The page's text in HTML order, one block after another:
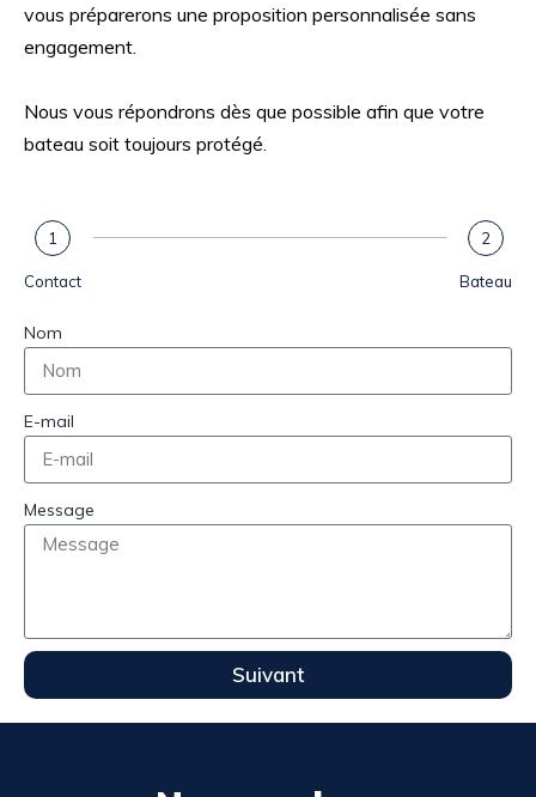
vous préparerons une proposition personnalisée sans
engagement.
Nous vous répondrons dès que possible afin que votre
bateau soit toujours protégé.
1
Contact
2
Bateau
Nom
E-mail
Message
Suivant